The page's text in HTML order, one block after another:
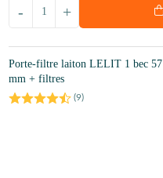
+
-
Porte-filtre laiton LELIT 1 bec 57
mm + filtres
(9)